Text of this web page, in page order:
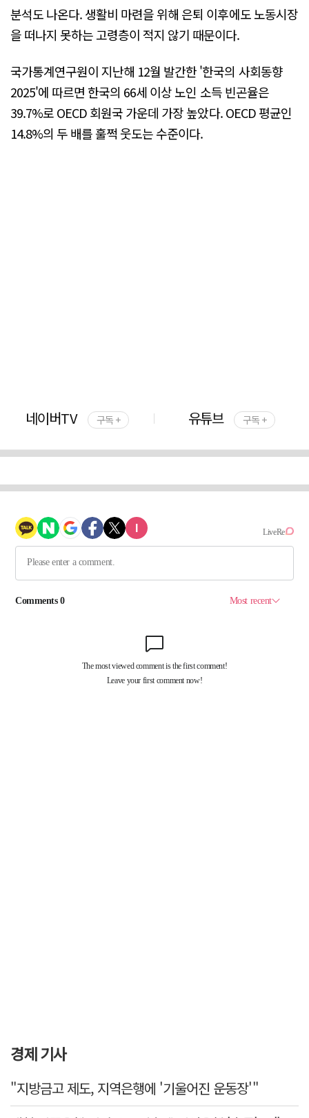
분석도 나온다. 생활비 마련을 위해 은퇴 이후에도 노동시장
을 떠나지 못하는 고령층이 적지 않기 때문이다.
국가통계연구원이 지난해 12월 발간한 '한국의 사회동향
2025'에 따르면 한국의 66세 이상 노인 소득 빈곤율은
39.7%로 OECD 회원국 가운데 가장 높았다. OECD 평균인
14.8%의 두 배를 훌쩍 웃도는 수준이다.
네이버TV 구독 + 유튜브 구독 +
경제 기사
"지방금고 제도, 지역은행에 '기울어진 운동장'"